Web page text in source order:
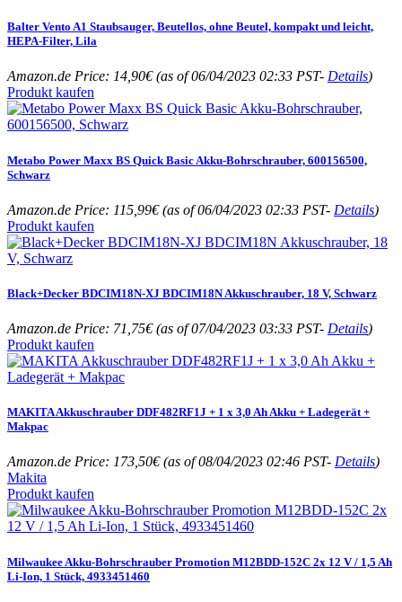
Balter Vento A1 Staubsauger, Beutellos, ohne Beutel, kompakt und leicht,
HEPA-Filter, Lila
Amazon.de Price: 14,90€(as of 06/04/2023 02:33 PST- Details)
Produkt kaufen
Metabo Power Maxx BS Quick Basic Akku-Bohrschrauber, 600156500,
Schwarz
Amazon.de Price: 115,99€(as of 06/04/2023 02:33 PST- Details)
Produkt kaufen
Black+Decker BDCIM18N-XJ BDCIM18N Akkuschrauber, 18 V, Schwarz
Amazon.de Price: 71,75€(as of 07/04/2023 03:33 PST- Details)
Produkt kaufen
MAKITA Akkuschrauber DDF482RF1J + 1 x 3,0 Ah Akku + Ladegerät +
Makpac
Amazon.de Price: 173,50€(as of 08/04/2023 02:46 PST- Details)
Makita
Produkt kaufen
Milwaukee Akku-Bohrschrauber Promotion M12BDD-152C 2x 12 V / 1,5 Ah
Li-Ion, 1 Stück, 4933451460